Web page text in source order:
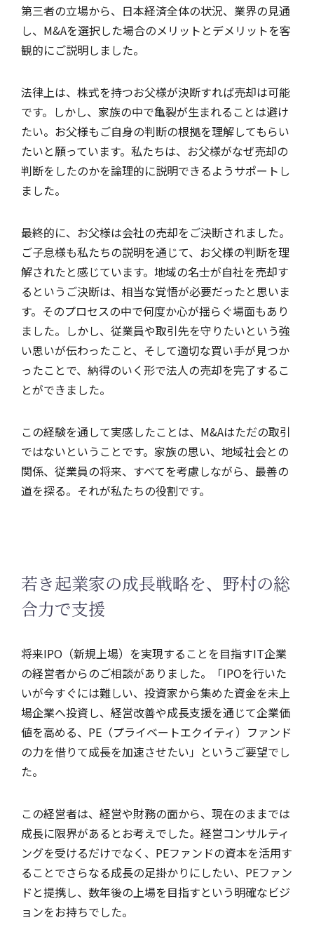
第三者の立場から、日本経済全体の状況、業界の見通
し、M&Aを選択した場合のメリットとデメリットを客
観的にご説明しました。
法律上は、株式を持つお父様が決断すれば売却は可能
です。しかし、家族の中で亀裂が生まれることは避け
たい。お父様もご自身の判断の根拠を理解してもらい
たいと願っています。私たちは、お父様がなぜ売却の
判断をしたのかを論理的に説明できるようサポートし
ました。
最終的に、お父様は会社の売却をご決断されました。
ご子息様も私たちの説明を通じて、お父様の判断を理
解されたと感じています。地域の名士が自社を売却す
るというご決断は、相当な覚悟が必要だったと思いま
す。そのプロセスの中で何度か心が揺らぐ場面もあり
ました。しかし、従業員や取引先を守りたいという強
い思いが伝わったこと、そして適切な買い手が見つか
ったことで、納得のいく形で法人の売却を完了するこ
とができました。
この経験を通して実感したことは、M&Aはただの取引
ではないということです。家族の思い、地域社会との
関係、従業員の将来、すべてを考慮しながら、最善の
道を探る。それが私たちの役割です。
若き起業家の成長戦略を、野村の総
合力で支援
将来IPO（新規上場）を実現することを目指すIT企業
の経営者からのご相談がありました。「IPOを行いた
いが今すぐには難しい、投資家から集めた資金を未上
場企業へ投資し、経営改善や成長支援を通じて企業価
値を高める、PE（プライベートエクイティ）ファンド
の力を借りて成長を加速させたい」というご要望でし
た。
この経営者は、経営や財務の面から、現在のままでは
成長に限界があるとお考えでした。経営コンサルティ
ングを受けるだけでなく、PEファンドの資本を活用す
ることでさらなる成長の足掛かりにしたい、PEファン
ドと提携し、数年後の上場を目指すという明確なビジ
ョンをお持ちでした。